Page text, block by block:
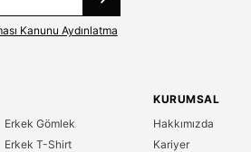
Kanunu Aydınlatma
Erkek Gömlek
Erkek T-Shirt
KURUMSAL
Hakkımızda
Kariyer